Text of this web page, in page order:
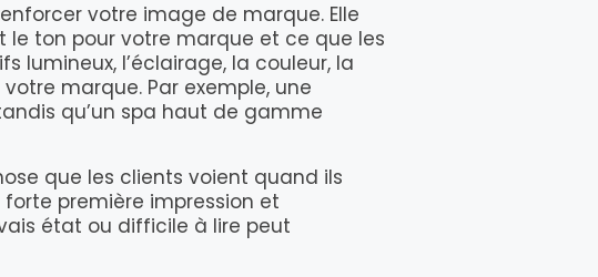
votre image de marque. Elle
le ton pour votre marque et ce que les
lumineux, l’éclairage, la couleur, la
marque. Par exemple, une
qu’un spa haut de gamme
que les clients voient quand ils
première impression et
état ou difficile à lire peut